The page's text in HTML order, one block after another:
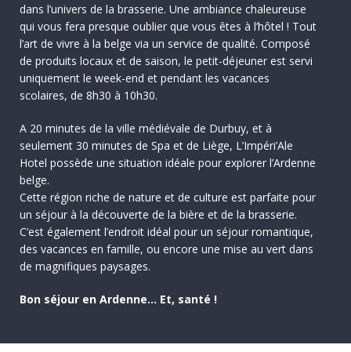
dans l’univers de la brasserie. Une ambiance chaleureuse
qui vous fera presque oublier que vous êtes à l’hôtel ! Tout
l’art de vivre à la belge via un service de qualité. Composé
de produits locaux et de saison, le petit-déjeuner est servi
uniquement le week-end et pendant les vacances
scolaires, de 8h30 à 10h30.
A 20 minutes de la ville médiévale de Durbuy, et à
seulement 30 minutes de Spa et de Liège, L’Impéri’Ale
Hotel possède une situation idéale pour explorer l’Ardenne
belge.
Cette région riche de nature et de culture est parfaite pour
un séjour à la découverte de la bière et de la brasserie.
C’est également l’endroit idéal pour un séjour romantique,
des vacances en famille, ou encore une mise au vert dans
de magnifiques paysages.
Bon séjour en Ardenne… Et, santé !